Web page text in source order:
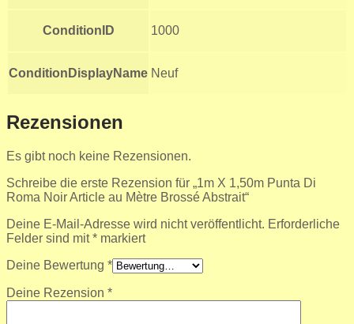
ConditionID 1000
ConditionDisplayName Neuf
Rezensionen
Es gibt noch keine Rezensionen.
Schreibe die erste Rezension für „1m X 1,50m Punta Di
Roma Noir Article au Mètre Brossé Abstrait“
Deine E-Mail-Adresse wird nicht veröffentlicht. Erforderliche
Felder sind mit* markiert
Deine Bewertung *
Deine Rezension *